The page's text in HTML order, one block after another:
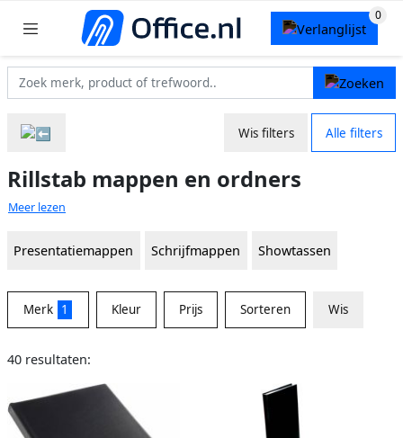
Wis filters Alle filters
Rillstab mappen en ordners
Meer lezen
Presentatiemappen Schrijfmappen Showtassen
Merk 1 Kleur Prijs Sorteren Wis
40 resultaten: